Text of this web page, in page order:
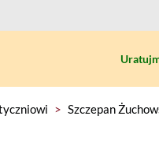
> Szczepan